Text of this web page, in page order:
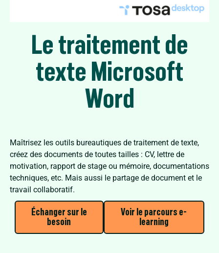
Le traitement de
texte Microsoft
Word
Maîtrisez les outils bureautiques de traitement de texte,
créez des documents de toutes tailles : CV, lettre de
motivation, rapport de stage ou mémoire, documentations
techniques, etc. Mais aussi le partage de document et le
travail collaboratif.
Échanger sur le
besoin
Voir le parcours e-
learning